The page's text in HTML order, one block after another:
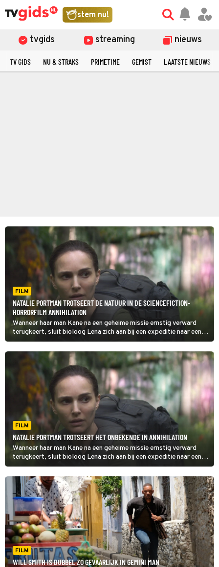
stem nu!
tvgids streaming nieuws
TV GIDS NU & STRAKS PRIMETIME GEMIST LAATSTE NIEUWS
FILM
NATALIE PORTMAN TROTSEERT DE NATUUR IN DE SCIENCEFICTION-
HORRORFILM ANNIHILATION
Wanneer haar man Kane na een geheime missie ernstig verward
terugkeert, sluit bioloog Lena zich aan bij een expeditie naar een
mysterieus gebied. Daar ontdekt ze in Annihilation een wereld vol
muterende flora en fauna.
FILM
NATALIE PORTMAN TROTSEERT HET ONBEKENDE IN ANNIHILATION
Wanneer haar man Kane na een geheime missie ernstig verward
terugkeert, sluit bioloog Lena zich aan bij een expeditie naar een
mysterieus gebied. Daar ontdekt ze in Annihilation een wereld vol
muterende flora en fauna.
FILM
WILL SMITH IS DUBBEL ZO GEVAARLIJK IN GEMINI MAN